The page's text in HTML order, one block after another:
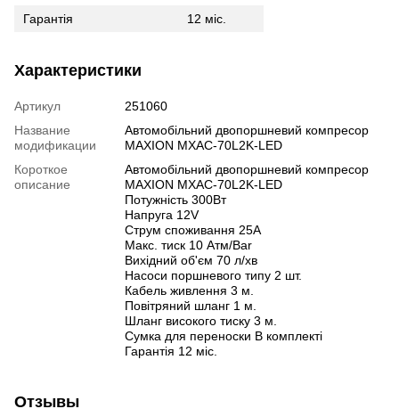
Гарантія
12 міс.
Характеристики
Артикул
251060
Название
модификации
Автомобільний двопоршневий компресор
MAXION MXAC-70L2K-LED
Короткое
описание
Автомобільний двопоршневий компресор
MAXION MXAC-70L2K-LED
Потужність 300Вт
Напруга 12V
Струм споживання 25A
Макс. тиск 10 Атм/Bar
Вихідний об'єм 70 л/хв
Насоси поршневого типу 2 шт.
Кабель живлення 3 м.
Повітряний шланг 1 м.
Шланг високого тиску 3 м.
Сумка для переноски В комплекті
Гарантія 12 міс.
Отзывы